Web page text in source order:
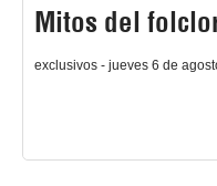
Mitos del
exclusivos - jueves 6 de